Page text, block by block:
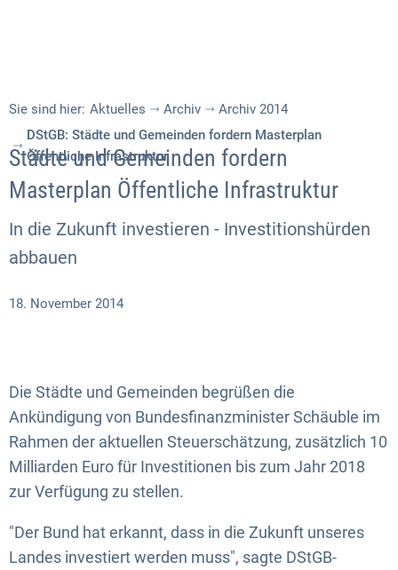
Sie sind hier: Aktuelles Archiv
Archiv 2014
DStGB: Städte und Gemeinden fordern Masterplan
Öffentliche Infrastruktur
Städte und Gemeinden fordern
Masterplan Öffentliche Infrastruktur
In die Zukunft investieren - Investitionshürden
abbauen
18. November 2014
Die Städte und Gemeinden begrüßen die
Ankündigung von Bundesfinanzminister Schäuble im
Rahmen der aktuellen Steuerschätzung, zusätzlich 10
Milliarden Euro für Investitionen bis zum Jahr 2018
zur Verfügung zu stellen.
"Der Bund hat erkannt, dass in die Zukunft unseres
Landes investiert werden muss", sagte DStGB-